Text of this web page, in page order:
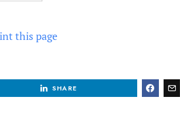
this page
SHARE